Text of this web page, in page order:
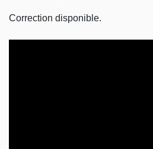
Correction disponible.